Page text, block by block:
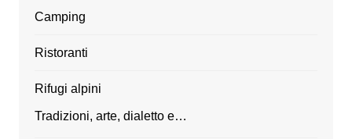
Camping
Ristoranti
Rifugi alpini
Tradizioni, arte, dialetto e…